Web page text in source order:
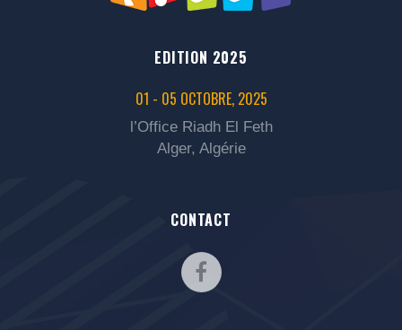
EDITION 2025
01 - 05 OCTOBRE, 2025
l’Office Riadh El Feth
Alger, Algérie
CONTACT